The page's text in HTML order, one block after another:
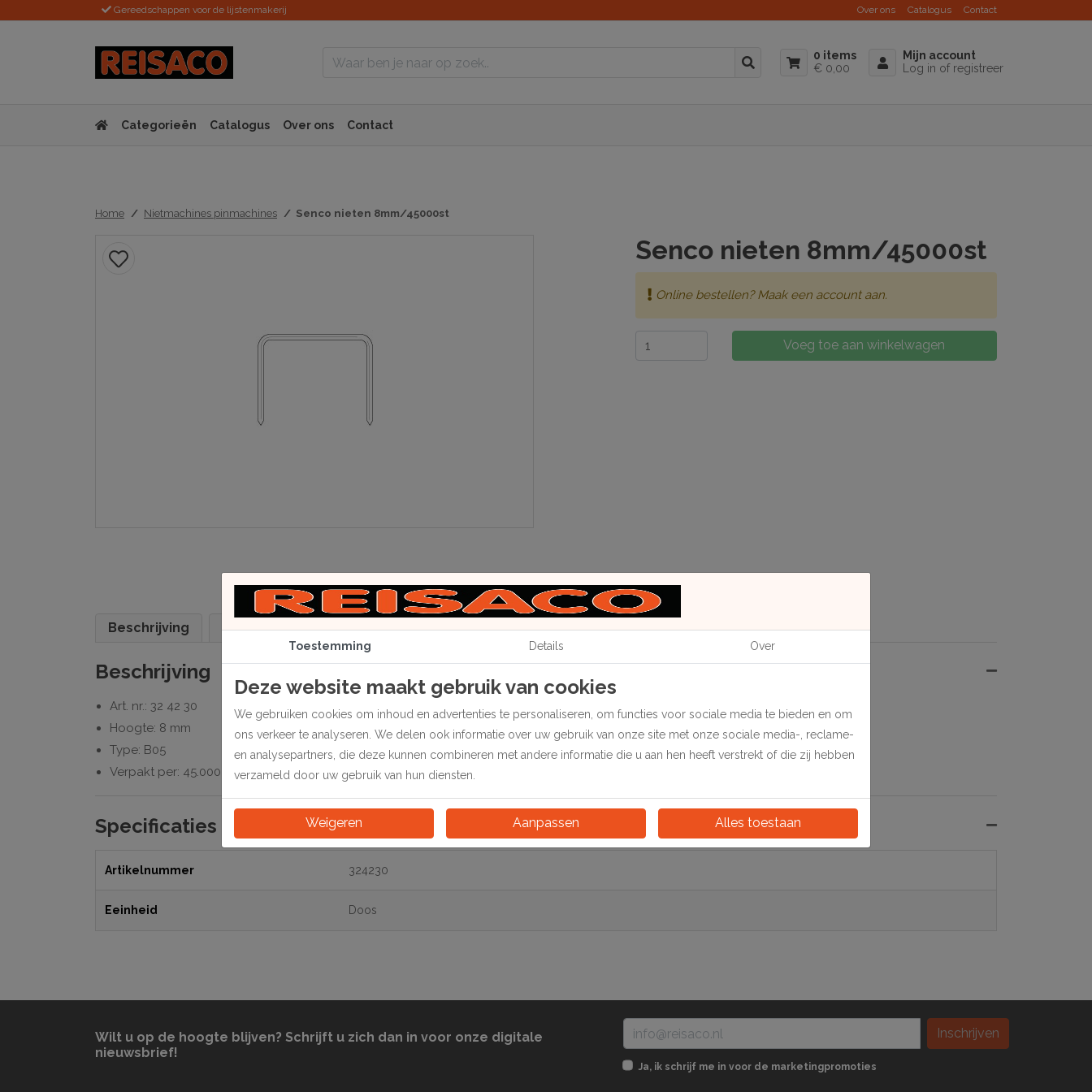
Gereedschappen voor de lijstenmakerij Over ons Catalogus Contact
0 items
€ 0,00
Mijn account
Log in of registreer
Categorieën Catalogus Over ons Contact
Home Nietmachines pinmachines Senco nieten 8mm/45000st
Senco nieten 8mm/45000st
Online bestellen? Maak een account aan.
Voeg toe aan winkelwagen
Beschrijving Specificaties
Beschrijving
Art. nr.: 32 42 30
Hoogte: 8 mm
Type: B05
Verpakt per: 45.000 stuks
Specificaties
Artikelnummer 324230
Eeinheid Doos
Wilt u op de hoogte blijven? Schrijft u zich dan in voor onze digitale
nieuwsbrief!
Inschrijven
Ja, ik schrijf me in voor de marketingpromoties
Toestemming Details Over
Deze website maakt gebruik van cookies
We gebruiken cookies om inhoud en advertenties te personaliseren, om functies voor sociale media te bieden en om
ons verkeer te analyseren. We delen ook informatie over uw gebruik van onze site met onze sociale media-, reclame-
en analysepartners, die deze kunnen combineren met andere informatie die u aan hen heeft verstrekt of die zij hebben
verzameld door uw gebruik van hun diensten.
Weigeren Aanpassen Alles toestaan